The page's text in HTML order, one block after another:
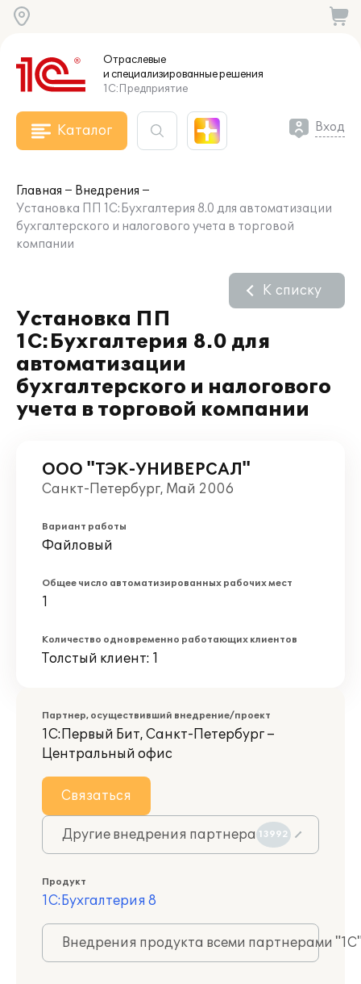
Отраслевые
и специализированныерешения
1С:Предприятие
Каталог Вход
Главная
Внедрения
Установка ПП 1C:Бухгалтерия 8.0 для автоматизации
бухгалтерского и налогового учета в торговой
компании
Установка ПП
1C:Бухгалтерия 8.0 для
автоматизации
бухгалтерского и налогового
учета в торговой компании
К списку
ООО "ТЭК-УНИВЕРСАЛ"
Санкт-Петербург, Май 2006
Вариант работы
Файловый
Общее число автоматизированных рабочих мест
1
Количество одновременно работающих клиентов
Толстый клиент: 1
Партнер, осуществивший внедрение/проект
1С:Первый Бит, Санкт-Петербург –
Центральный офис
Связаться
Другие внедрения партнера 13992
Продукт
1С:Бухгалтерия 8
Внедрения продукта всеми партнерами